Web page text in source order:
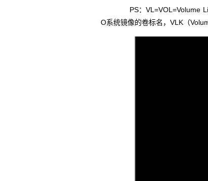
PS：VL=VOL=Volume
O系统镜像的卷标名，VLK（